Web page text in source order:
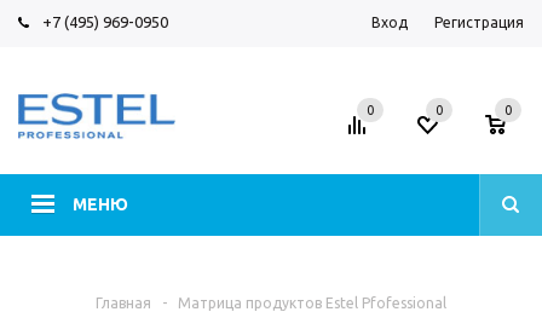
+7 (495) 969-0950 Вход Регистрация
МЕНЮ
0 0 0
Главная - Матрица продуктов Estel Pfofessional